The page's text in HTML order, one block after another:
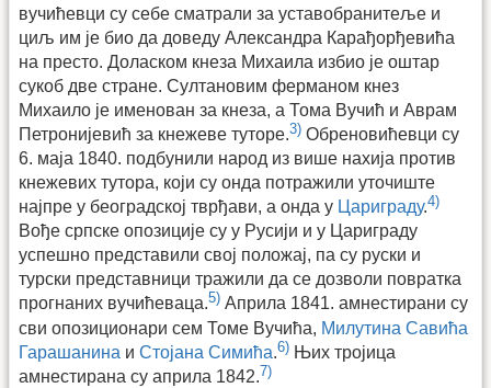
вучићевци су себе сматрали за уставобранитеље и
циљ им је био да доведу Александра Карађорђевића
на престо. Доласком кнеза Михаила избио је оштар
сукоб две стране. Султановим ферманом кнез
Михаило је именован за кнеза, а Тома Вучић и Аврам
Петронијевић за кнежеве туторе.3) Обреновићевци су
6. маја 1840. подбунили народ из више нахија против
кнежевих тутора, који су онда потражили уточиште
најпре у београдској тврђави, а онда у Цариграду.4)
Вође српске опозиције су у Русији и у Цариграду
успешно представили свој положај, па су руски и
турски представници тражили да се дозволи повратка
прогнаних вучићеваца.5) Априла 1841. амнестирани су
сви опозиционари сем Томе Вучића, Милутина Савића
Гарашанина и Стојана Симића.6) Њих тројица
амнестирана су априла 1842.7)